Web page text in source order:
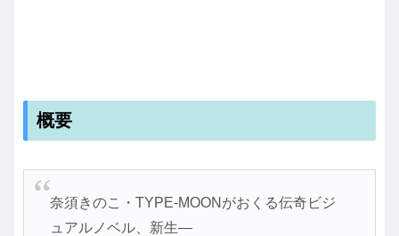
概要
奈須きのこ・TYPE-MOONがおくる伝奇ビジ
ュアルノベル、新生―